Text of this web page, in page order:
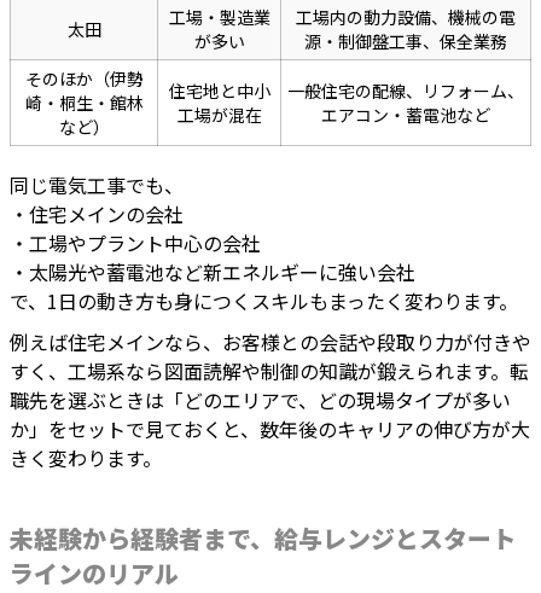
太田
工場・製造業
が多い
工場内の動力設備、機械の電
源・制御盤工事、保全業務
そのほか（伊勢
崎・桐生・館林
など）
住宅地と中小
工場が混在
一般住宅の配線、リフォーム、
エアコン・蓄電池など
同じ電気工事でも、
・住宅メインの会社
・工場やプラント中心の会社
・太陽光や蓄電池など新エネルギーに強い会社
で、1日の動き方も身につくスキルもまったく変わります。
例えば住宅メインなら、お客様との会話や段取り力が付きや
すく、工場系なら図面読解や制御の知識が鍛えられます。転
職先を選ぶときは「どのエリアで、どの現場タイプが多い
か」をセットで見ておくと、数年後のキャリアの伸び方が大
きく変わります。
未経験から経験者まで、給与レンジとスタート
ラインのリアル